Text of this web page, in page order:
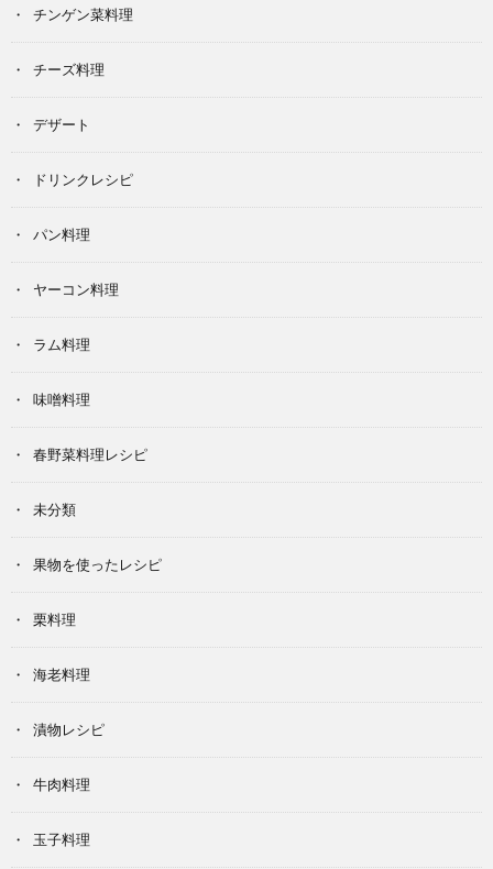
チンゲン菜料理
チーズ料理
デザート
ドリンクレシピ
パン料理
ヤーコン料理
ラム料理
味噌料理
春野菜料理レシピ
未分類
果物を使ったレシピ
栗料理
海老料理
漬物レシピ
牛肉料理
玉子料理